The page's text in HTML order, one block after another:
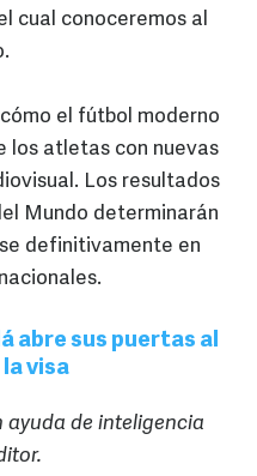
cual conoceremos al
el fútbol moderno
los atletas con nuevas
Los resultados
Mundo determinarán
definitivamente en
abre sus puertas al
visa
ayuda de inteligencia